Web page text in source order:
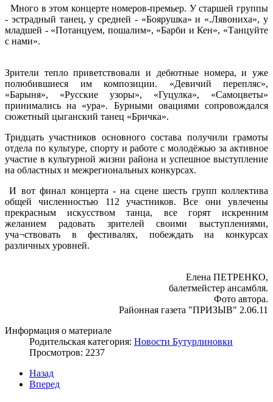
Много в этом концерте номеров-премьер. У старшей группы
- эстрадный танец, у средней - «Боярушка» и «.Лявониха», у
младшей - «Потанцуем, пошалим», «Барби и Кен», «Танцуйте
с нами».
Зрители тепло приветствовали и дебютные номера, и уже
полюбившиеся им композиции. «Девичий перепляс»,
«Барыня», «Русские узоры», «Гуцулка», «Самоцветы»
принимались на «ура». Бурными овациями сопровождался
сюжетный цыганский танец «Бричка».
Тридцать участников основного состава получили грамоты
отдела по культуре, спорту и работе с молодёжью за активное
участие в культурной жизни района и успешное выступление
на областных и межрегиональных конкурсах.
И вот финал концерта - на сцене шесть групп коллектива
общей численностью 112 участников. Все они увлечены
прекрасным искусством танца, все горят искренним
желанием радовать зрителей своими выступлениями,
уча¬ствовать в фестивалях, побеждать на конкурсах
различных уровней.
Елена ПЕТРЕНКО,
балетмейстер ансамбля.
Фото автора.
Районная газета "ПРИЗЫВ" 2.06.11
Информация о материале
Родительская категория: Новости Бутурлиновки
Просмотров: 2237
Назад
Вперед